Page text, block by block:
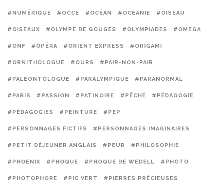
#NUMÉRIQUE #OCCE #OCÉAN #OCÉANIE #OISEAU
#OISEAUX #OLYMPE DE GOUGES #OLYMPIADES #OMEGA
#ONF #OPÉRA #ORIENT EXPRESS #ORIGAMI
#ORNITHOLOGUE #OURS #PAIR-NON-PAIR
#PALÉONTOLOGUE #PARALYMPIQUE #PARANORMAL
#PARIS #PASSION #PATINOIRE #PÊCHE #PÉDAGOGIE
#PÉDAGOGIES #PEINTURE #PEP
#PERSONNAGES FICTIFS #PERSONNAGES IMAGINAIRES
#PETIT DÉJEUNER ANGLAIS #PEUR #PHILOSOPHIE
#PHOENIX #PHOQUE #PHOQUE DE WEDELL #PHOTO
#PHOTOPHORE #PIC VERT #PIERRES PRÉCIEUSES